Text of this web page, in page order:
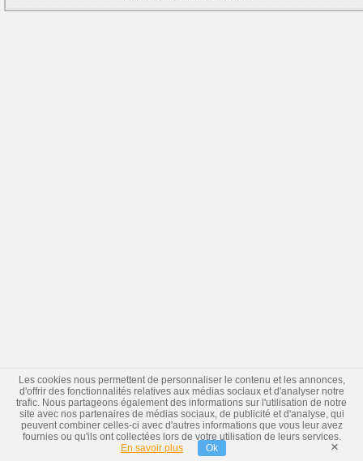
Les cookies nous permettent de personnaliser le contenu et les annonces,
d'offrir des fonctionnalités relatives aux médias sociaux et d'analyser notre
trafic. Nous partageons également des informations sur l'utilisation de notre
site avec nos partenaires de médias sociaux, de publicité et d'analyse, qui
peuvent combiner celles-ci avec d'autres informations que vous leur avez
fournies ou qu'ils ont collectées lors de votre utilisation de leurs services.
En savoir plus
Ok ×